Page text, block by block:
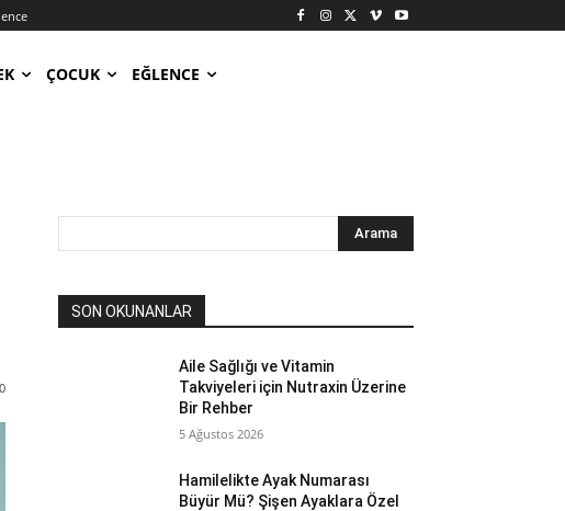
ÇOCUK EĞLENCE
0
Arama
SON OKUNANLAR
Aile Sağlığı ve Vitamin
Takviyeleri için Nutraxin Üzerine
Bir Rehber
5 Ağustos 2026
Hamilelikte Ayak Numarası
Büyür Mü? Şişen Ayaklara Özel